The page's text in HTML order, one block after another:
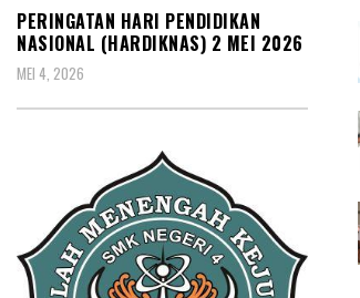
PERINGATAN HARI PENDIDIKAN
NASIONAL (HARDIKNAS) 2 MEI 2026
MEI 4, 2026